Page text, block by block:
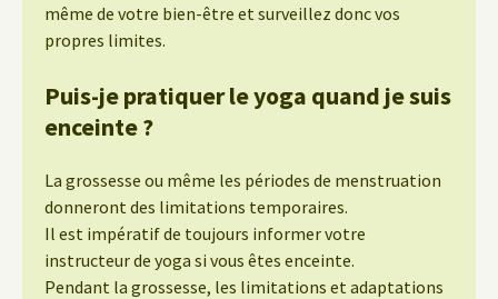
même de votre bien-être et surveillez donc vos
propres limites.
Puis-je pratiquer le yoga quand je suis
enceinte ?
La grossesse ou même les périodes de menstruation
donneront des limitations temporaires.
Il est impératif de toujours informer votre
instructeur de yoga si vous êtes enceinte.
Pendant la grossesse, les limitations et adaptations